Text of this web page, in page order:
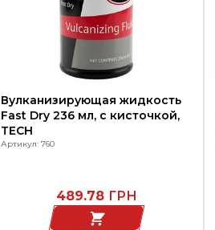
Вулканизирующая жидкость
Fast Dry 236 мл, с кисточкой,
TECH
Артикул: 760
489.78 ГРН